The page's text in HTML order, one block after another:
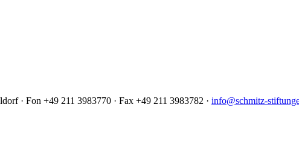
· Fon +49 211 3983770 · Fax +49 211 3983782 · info@schmitz-